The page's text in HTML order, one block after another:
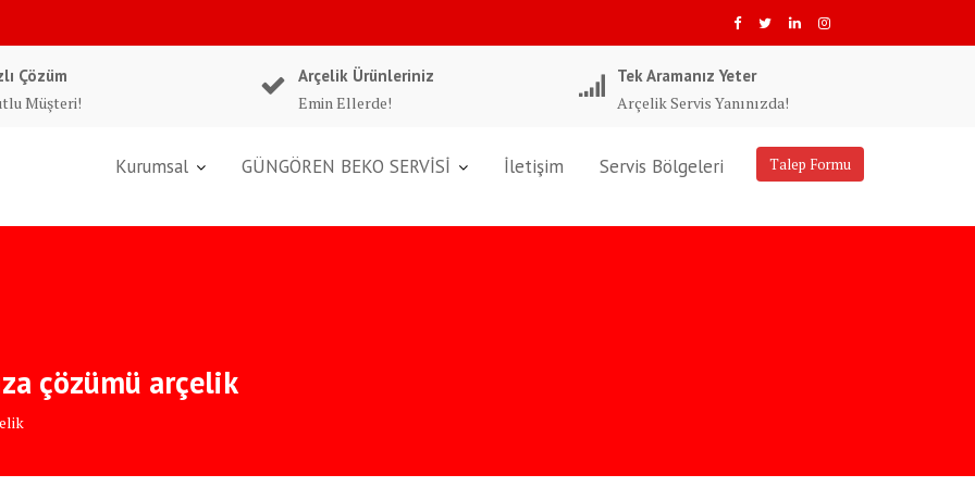
Çözüm
Müşteri!
Arçelik Ürünleriniz
Emin Ellerde!
Tek Aramanız Yeter
Arçelik Servis Yanınızda!
Talep Formu
Kurumsal GÜNGÖREN BEKO SERVİSİ İletişim Servis Bölgeleri
çözümü arçelik